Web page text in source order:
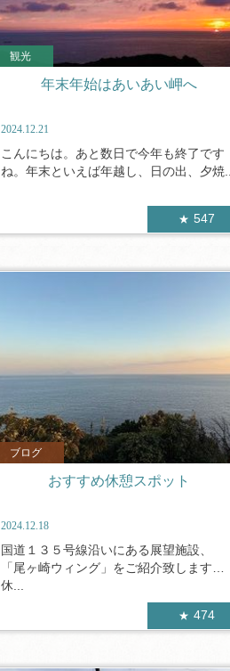
観光
年末年始はあいあい岬へ
2024.12.21
こんにちは。あと数日で今年も終了です
ね。年末といえば年越し、日の出、夕焼...
547
ブログ
おすすめ休憩スポット
2024.12.18
国道１３５号線沿いにある展望施設、
「尾ヶ崎ウィング」をご紹介致します。
休...
474